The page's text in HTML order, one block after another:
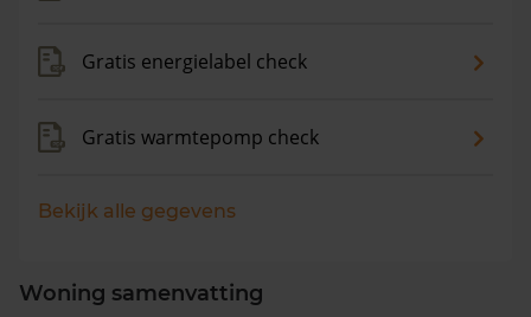
Gratis energielabel check
Gratis warmtepomp check
Bekijk alle gegevens
Woning samenvatting